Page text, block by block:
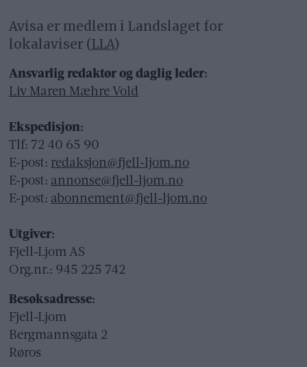
Avisa er medlem i Landslaget for
lokalaviser (LLA)
Ansvarlig redaktør og daglig leder:
Liv Maren Mæhre Vold
Ekspedisjon:
Tlf: 72 40 65 90
E-post: redaksjon@fjell-ljom.no
E-post: annonse@fjell-ljom.no
E-post: abonnement@fjell-ljom.no
Utgiver:
Fjell-Ljom AS
Org.nr.: 945 225 742
Besøksadresse:
Fjell-Ljom
Bergmannsgata 2
Røros